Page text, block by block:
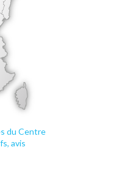
du Centre
avis